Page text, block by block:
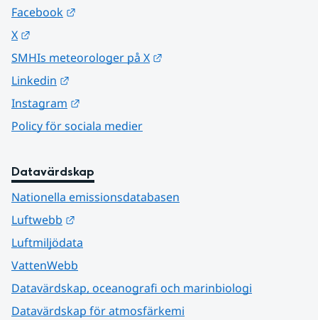
Facebook
X
SMHIs meteorologer på X
Linkedin
Instagram
Policy för sociala medier
Datavärdskap
Nationella emissionsdatabasen
Luftwebb
Luftmiljödata
VattenWebb
Datavärdskap, oceanografi och marinbiologi
Datavärdskap för atmosfärkemi